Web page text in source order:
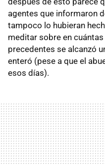
agentes que informaron
tampoco lo hubieran
meditar sobre en
precedentes se alcanzó
enteró (pese a que el
esos días).